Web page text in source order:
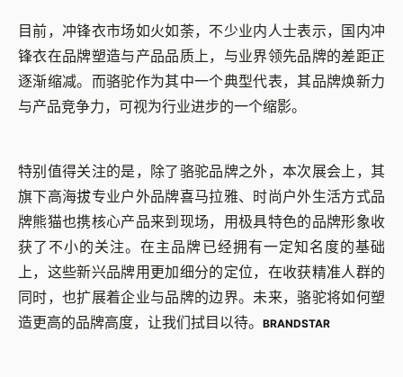
目前，冲锋衣市场如火如荼，不少业内人士表示，国内冲
锋衣在品牌塑造与产品品质上，与业界领先品牌的差距正
逐渐缩减。而骆驼作为其中一个典型代表，其品牌焕新力
与产品竞争力，可视为行业进步的一个缩影。
特别值得关注的是，除了骆驼品牌之外，本次展会上，其
旗下高海拔专业户外品牌喜马拉雅、时尚户外生活方式品
牌熊猫也携核心产品来到现场，用极具特色的品牌形象收
获了不小的关注。在主品牌已经拥有一定知名度的基础
上，这些新兴品牌用更加细分的定位，在收获精准人群的
同时，也扩展着企业与品牌的边界。未来，骆驼将如何塑
造更高的品牌高度，让我们拭目以待。
BRANDSTAR